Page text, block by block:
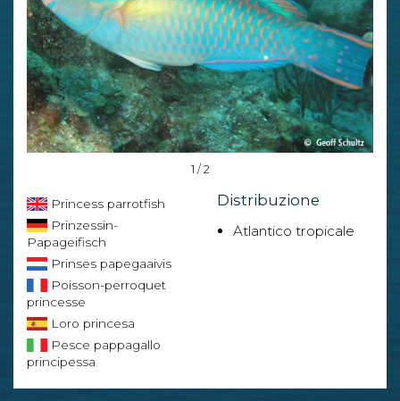
1 / 2
Princess parrotfish
Prinzessin-
Papageifisch
Prinses papegaaivis
Poisson-perroquet
princesse
Loro princesa
Pesce pappagallo
principessa
Distribuzione
Atlantico tropicale